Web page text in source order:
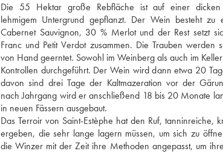
Die 55 Hektar große Rebfläche ist auf einer dicken
lehmigem Untergrund gepflanzt. Der Wein besteht
Cabernet Sauvignon, 30 % Merlot und der Rest setzt
Franc und Petit Verdot zusammen. Die Trauben werden
von Hand geerntet. Sowohl im Weinberg als auch im
Kontrollen durchgeführt. Der Wein wird dann etwa 20
davon sind drei Tage der Kaltmazeration vor der
nach Jahrgang wird er anschließend 18 bis 20 Monate
in neuen Fässern ausgebaut.
Das Terroir von Saint-Estèphe hat den Ruf, tanninreiche,
ergeben, die sehr lange lagern müssen, um sich zu
die Winzer mit der Zeit ihre Methoden angepasst, um